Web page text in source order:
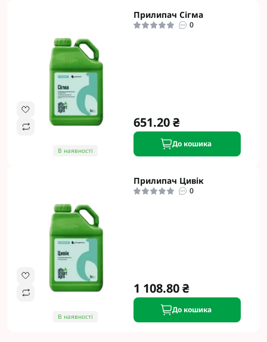
В наявності
Прилипач Cігма
0
651.20 ₴
До кошика
В наявності
Прилипач Цивік
0
1 108.80 ₴
До кошика